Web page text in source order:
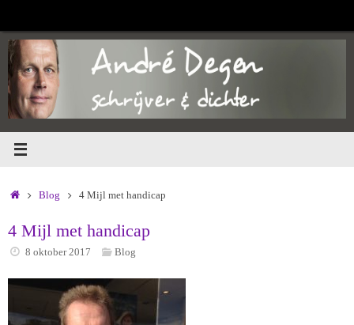
de
inhoud
HomeBlog 4 Mijl met handicap
4 Mijl met handicap
8 oktober 2017 Blog